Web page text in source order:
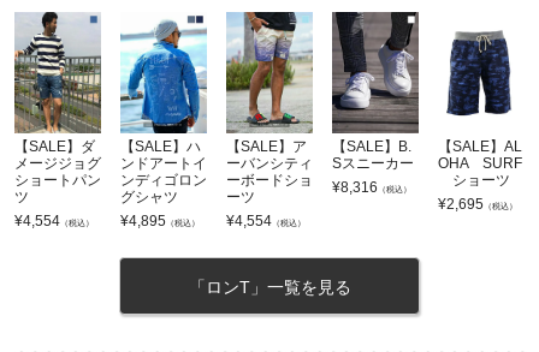
【SALE】ダ
メージジョグ
ショートパン
ツ
¥4,554 （税込）
【SALE】ハ
ンドアートイ
ンディゴロン
グシャツ
¥4,895 （税込）
【SALE】ア
ーバンシティ
ーボードショ
ーツ
¥4,554 （税込）
【SALE】B.
Sスニーカー
¥8,316 （税込）
【SALE】AL
OHA SURF
ショーツ
¥2,695 （税込）
「ロンT」一覧を見る